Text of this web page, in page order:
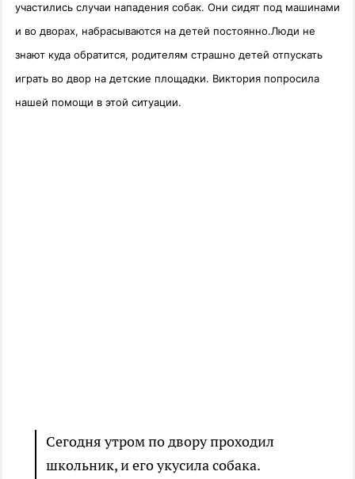
участились случаи нападения собак. Они сидят под машинами
и во дворах, набрасываются на детей постоянно.Люди не
знают куда обратится, родителям страшно детей отпускать
играть во двор на детские площадки. Виктория попросила
нашей помощи в этой ситуации.
Сегодня утром по двору проходил
школьник, и его укусила собака.